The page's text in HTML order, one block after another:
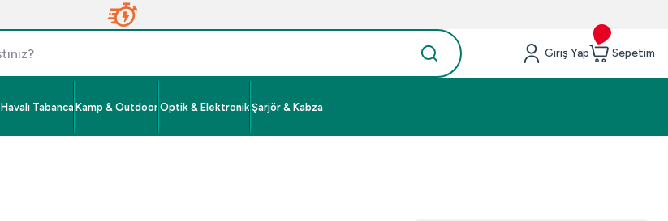
Giriş Yap Sepetim
Havalı Tabanca Kamp & Outdoor Optik & Elektronik Şarjör & Kabza